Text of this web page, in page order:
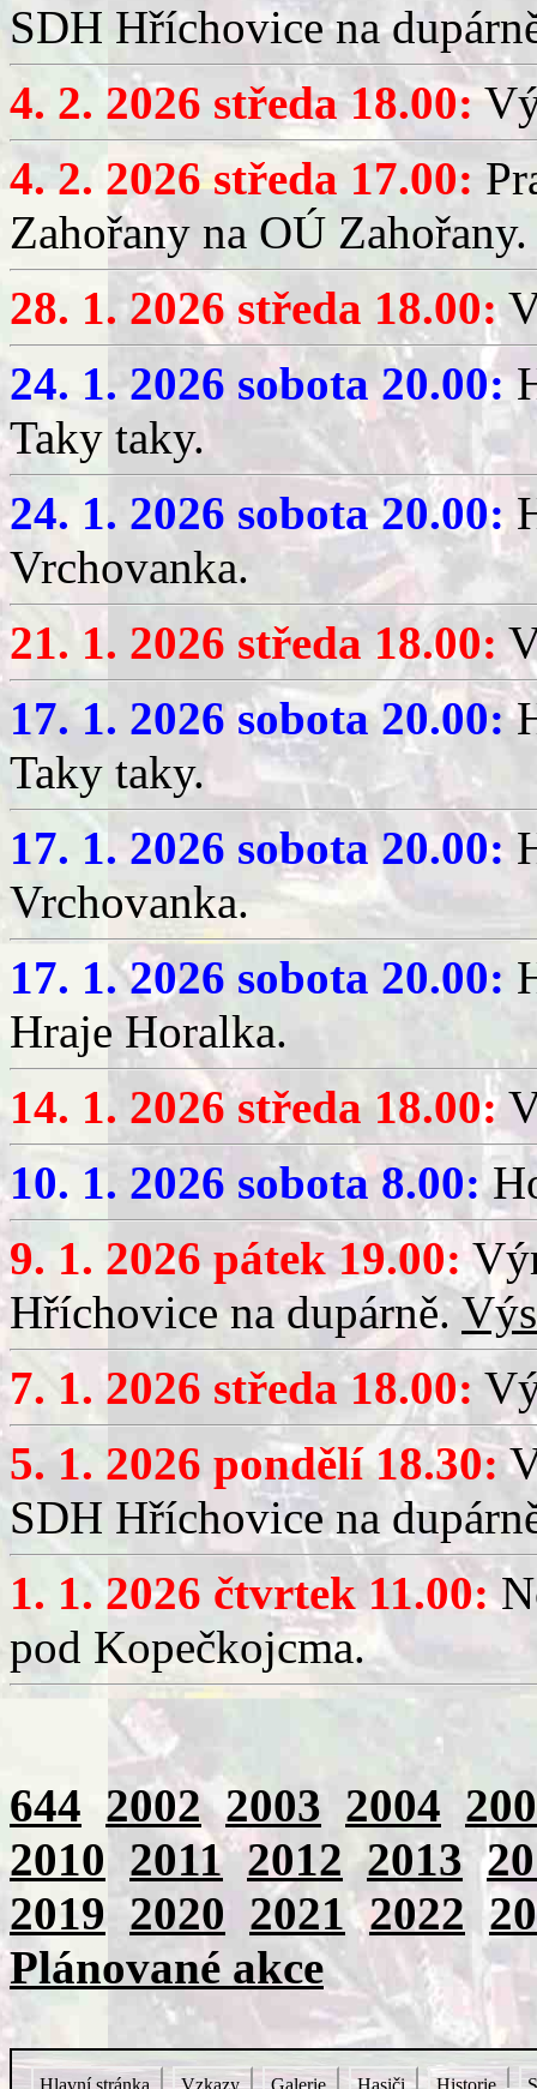
SDH Hříchovice na
4. 2. 2026 středa 18.00:
4. 2. 2026 středa 17.00:
Zahořany na OÚ Zahořany.
28. 1. 2026 středa 18.00:
24. 1. 2026 sobota 20.00:
Taky taky.
24. 1. 2026 sobota 20.00:
Vrchovanka.
21. 1. 2026 středa 18.00:
17. 1. 2026 sobota 20.00:
Taky taky.
17. 1. 2026 sobota 20.00:
Vrchovanka.
17. 1. 2026 sobota 20.00:
Hraje Horalka.
14. 1. 2026 středa 18.00:
10. 1. 2026 sobota 8.00:
9. 1. 2026 pátek 19.00:
Hříchovice na dupárně.
7. 1. 2026 středa 18.00:
5. 1. 2026 pondělí 18.30:
SDH Hříchovice na
1. 1. 2026 čtvrtek 11.00:
pod Kopečkojcma.
644 2002 2003 2004
2010 2011 2012 2013
2019 2020 2021 2022
Plánované akce
Hlavní stránka Vzkazy Galerie Hasiči Historie